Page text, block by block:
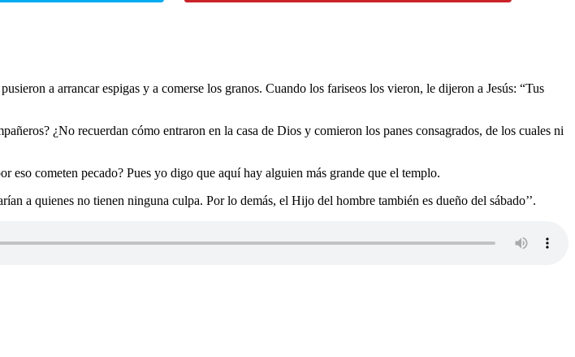
a arrancar espigas y a comerse los granos. Cuando los fariseos los vieron, le dijeron a Jesús: “Tus
¿No recuerdan cómo entraron en la casa de Dios y comieron los panes consagrados, de los cuales ni
cometen pecado? Pues yo digo que aquí hay alguien más grande que el templo.
a quienes no tienen ninguna culpa. Por lo demás, el Hijo del hombre también es dueño del sábado’’.